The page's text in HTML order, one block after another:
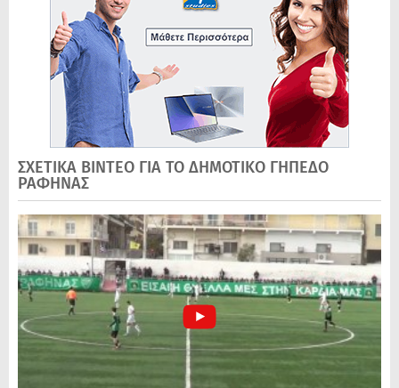
ΣΧΕΤΙΚΑ ΒΙΝΤΕΟ ΓΙΑ ΤΟ ΔΗΜΟΤΙΚΟ ΓΗΠΕΔΟ
ΡΑΦΗΝΑΣ